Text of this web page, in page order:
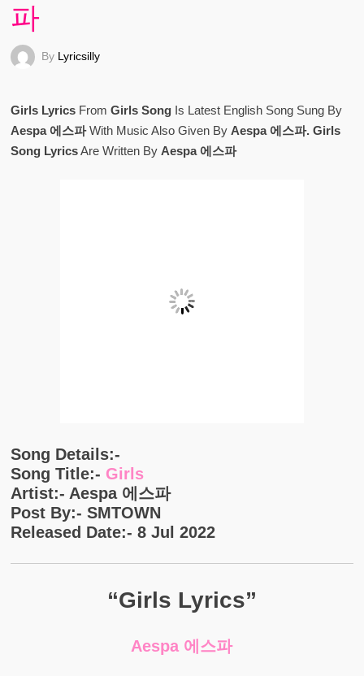
파
By Lyricsilly
Girls LyricsFrom Girls SongIs Latest English Song Sung By
Aespa 에스파With Music Also Given By Aespa 에스파. Girls
Song LyricsAre Written By Aespa 에스파
Song Details:-
Song Title:- Girls
Artist:- Aespa 에스파
Post By:- SMTOWN
Released Date:- 8 Jul 2022
“Girls Lyrics”
Aespa 에스파